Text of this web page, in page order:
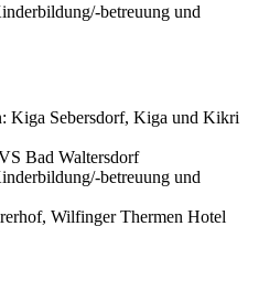
betreuung und
Kiga Sebersdorf, Kiga und Kikri
Bad Waltersdorf
betreuung und
Wilfinger Thermen Hotel